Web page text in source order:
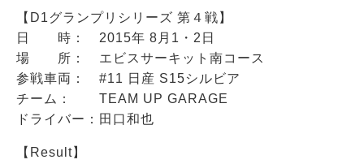
【D1グランプリシリーズ 第４戦】
日 時： 2015年 8月1・2日
場 所： エビスサーキット南コース
参戦車両： #11 日産 S15シルビア
チーム： TEAM UP GARAGE
ドライバー：田口和也
【Result】